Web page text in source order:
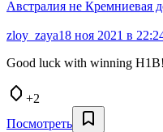
Австралия не Кремниевая
zloy_zaya18 ноя 2021 в
Good luck with winning H1B!
+2
Посмотреть